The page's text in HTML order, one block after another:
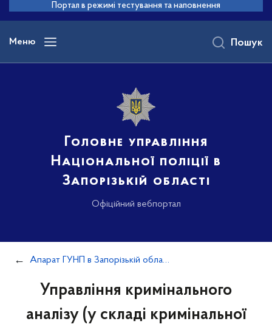
основного
вмісту
Портал в режимі тестування та наповнення
Меню
Головне управління
Національної поліції в
Запорізькій області
Офіційний вебпортал
Пошук
Апарат ГУНП в Запорізькій області
Управління кримінального
аналізу (у складі кримінальної